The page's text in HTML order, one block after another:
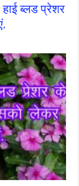
ब्लड प्रेशर